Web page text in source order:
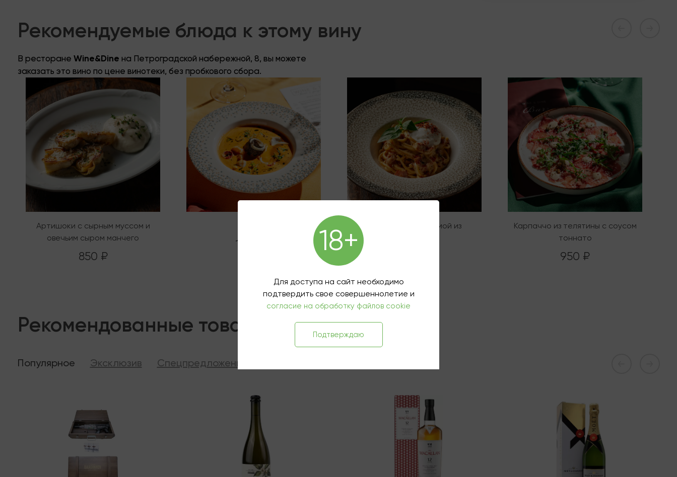
Рекомендуемые блюда к этому вину
В ресторане Wine&Dine на Петроградской набережной, 8, вы можете
заказать это вино по цене винотеки, без пробкового сбора.
Артишоки с сырным муссом и
овечьим сыром манчего
850 ₽
1 250 ₽
Карбонара с эспумой из
Карпаччо из телятины с соусом
тоннато
950 ₽
Рекомендованные товары
Популярное Эксклюзив Спецпредложения
18+
Для доступа на сайт необходимо
подтвердить свое совершеннолетие и
согласие на обработку файлов cookie
Подтверждаю